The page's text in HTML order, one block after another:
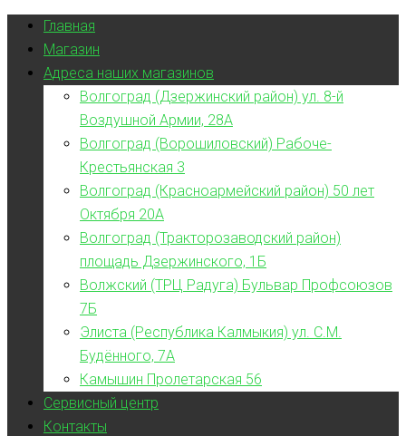
Главная
Магазин
Адреса наших магазинов
Волгоград (Дзержинский район) ул. 8-й
Воздушной Армии, 28А
Волгоград (Ворошиловский) Рабоче-
Крестьянская 3
Волгоград (Красноармейский район) 50 лет
Октября 20А
Волгоград (Тракторозаводский район)
площадь Дзержинского, 1Б
Волжский (ТРЦ Радуга) Бульвар Профсоюзов
7Б
Элиста (Республика Калмыкия) ул. С.М.
Будённого, 7А
Камышин Пролетарская 56
Сервисный центр
Контакты